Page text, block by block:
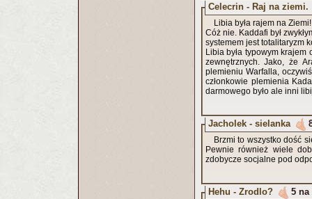
Celecrin - Raj na ziemi.
Libia była rajem na
Cóż nie. Kaddafi był
systemem jest totalitaryzm
Libia była typowym
zewnętrznych. Jako, że
plemieniu Warfalla,
członkowie plemienia
darmowego było ale inni
Jacholek - sielanka
Brzmi to wszystko dość
Pewnie również wiele
zdobycze socjalne pod
Hehu - Zrodlo? 5 na